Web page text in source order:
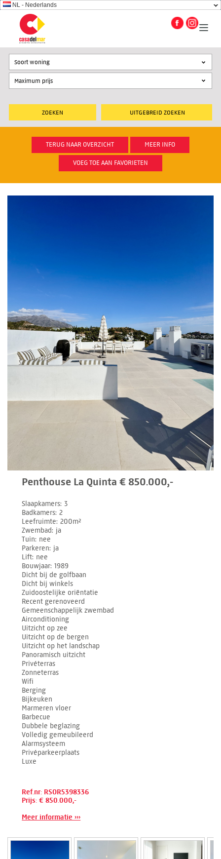
NL - Nederlands
UITGEBREID ZOEKEN
Soort woning
TERUG NAAR OVERZICHT MEER INFO
VOEG TOE AAN FAVORIETEN
Penthouse La Quinta € 850.000,-
Slaapkamers 3
Badkamers 2
Leefruimte 200m²
Zwembad ja
Tuin nee
Parkeren ja
Lift nee
Bouwjaar 1989
Dicht bij de golfbaan
Dicht bij winkels
Zuidoostelijke oriëntatie
Recent gerenoveerd
Gemeenschappelijk zwembad
Airconditioning
Uitzicht op zee
Uitzicht op de bergen
Uitzicht op het landschap
Panoramisch uitzicht
Privéterras
Zonneterras
Wifi
Berging
Bijkeuken
Marmeren vloer
Barbecue
Dubbele beglazing
Volledig gemeubileerd
Alarmsysteem
Privéparkeerplaats
Luxe
Ref.nr: RSOR5398336
Prijs: € 850.000,-
Meer informatie ›››